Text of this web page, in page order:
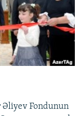
Əliyev Fondunun